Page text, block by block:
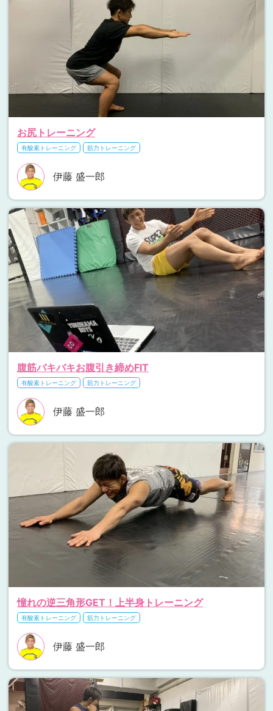
お尻トレーニング
有酸素トレーニング 筋力トレーニング
伊藤 盛一郎
腹筋バキバキお腹引き締めFIT
有酸素トレーニング 筋力トレーニング
伊藤 盛一郎
憧れの逆三角形GET！上半身トレーニング
有酸素トレーニング 筋力トレーニング
伊藤 盛一郎